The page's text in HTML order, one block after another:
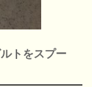
トをスプー